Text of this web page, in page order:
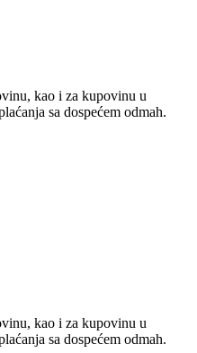
kao i za kupovinu u
sa dospećem odmah.
kao i za kupovinu u
sa dospećem odmah.